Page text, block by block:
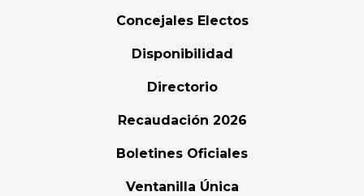
Concejales Electos
Disponibilidad
Directorio
Recaudación 2026
Boletines Oficiales
Ventanilla Única